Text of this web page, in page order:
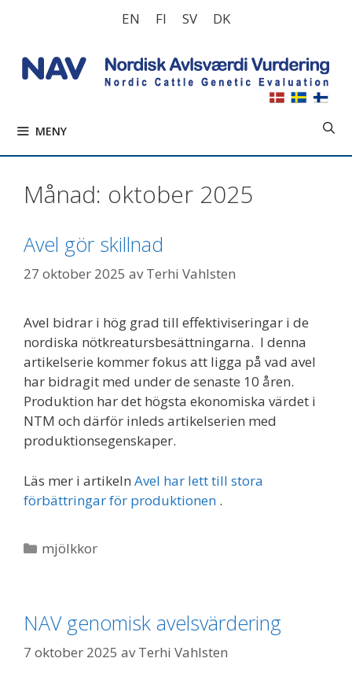
EN FI SV DK
MENY
Månad: oktober 2025
Avel gör skillnad
27 oktober 2025 avTerhi Vahlsten
Avel bidrar i hög grad till effektiviseringar i de
nordiska nötkreatursbesättningarna. I denna
artikelserie kommer fokus att ligga på vad avel
har bidragit med under de senaste 10 åren.
Produktion har det högsta ekonomiska värdet i
NTM och därför inleds artikelserien med
produktionsegenskaper.
Läs mer i artikeln Avel har lett till stora
förbättringar för produktionen .
Kategorier
mjölkkor
NAV genomisk avelsvärdering
7 oktober 2025 avTerhi Vahlsten